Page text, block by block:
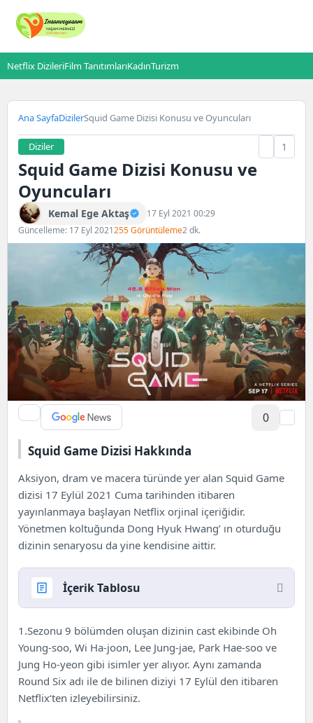
Netflix DizileriFilm TanıtımlarıKadınTurizm
Ana SayfaDizilerSquid Game Dizisi Konusu ve Oyuncuları
Diziler 1
Squid Game Dizisi Konusu ve
Oyuncuları
Kemal Ege Aktaş
17 Eyl 2021 00:29
Güncelleme: 17 Eyl 2021255 Görüntüleme2 dk.
0
Squid Game Dizisi Hakkında
Aksiyon, dram ve macera türünde yer alan Squid Game
dizisi 17 Eylül 2021 Cuma tarihinden itibaren
yayınlanmaya başlayan Netflix orjinal içeriğidir.
Yönetmen koltuğunda Dong Hyuk Hwang’ ın oturduğu
dizinin senaryosu da yine kendisine aittir.
İçerik Tablosu
Squid Game Dizisi Hakkında
Squid Game Dizisi Konusu
Squid Game Dizisi Cast ve Karakterler
1.Sezonu 9 bölümden oluşan dizinin cast ekibinde Oh
Young-soo, Wi Ha-joon, Lee Jung-jae, Park Hae-soo ve
Jung Ho-yeon gibi isimler yer alıyor. Aynı zamanda
Round Six adı ile de bilinen diziyi 17 Eylül den itibaren
Netflix‘ten izleyebilirsiniz.